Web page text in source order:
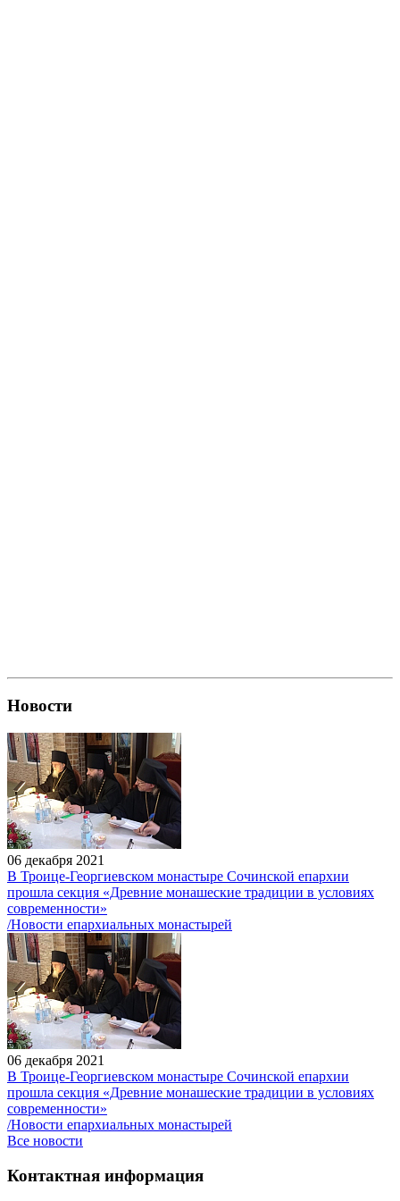
Новости
06 декабря 2021
В Троице-Георгиевском монастыре Сочинской епархии
прошла секция «Древние монашеские традиции в условиях
современности»
/Новости епархиальных монастырей
06 декабря 2021
В Троице-Георгиевском монастыре Сочинской епархии
прошла секция «Древние монашеские традиции в условиях
современности»
/Новости епархиальных монастырей
Все новости
Контактная информация